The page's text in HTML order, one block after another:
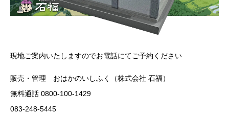
現地ご案内いたしますのでお電話にてご予約ください
販売・管理 おはかのいしふく（株式会社 石福）
無料通話 0800-100-1429
083-248-5445